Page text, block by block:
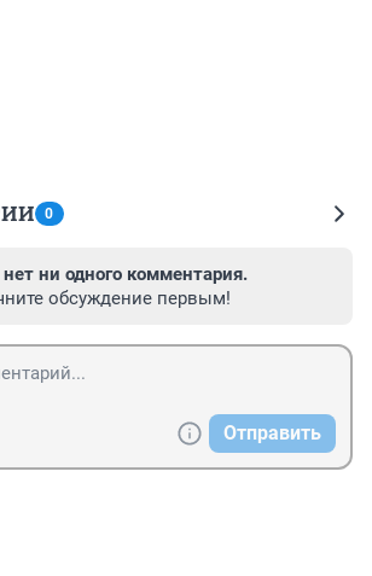
0
ни одного комментария.
обсуждение первым!
Отправить